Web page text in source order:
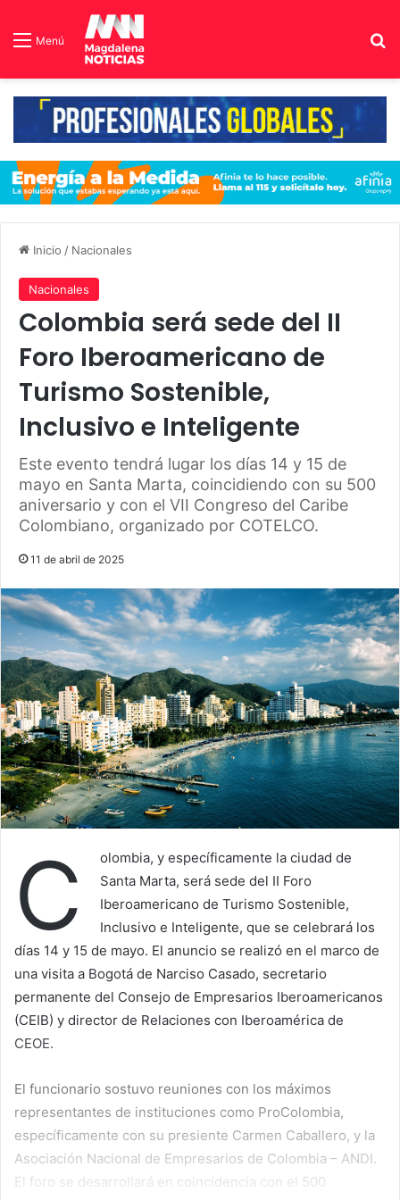
Menú
Inicio / Nacionales
Nacionales
Colombia será sede del II
Foro Iberoamericano de
Turismo Sostenible,
Inclusivo e Inteligente
Este evento tendrá lugar los días 14 y 15 de
mayo en Santa Marta, coincidiendo con su 500
aniversario y con el VII Congreso del Caribe
Colombiano, organizado por COTELCO.
11 de abril de 2025
C
olombia, y específicamente la ciudad de
Santa Marta, será sede del II Foro
Iberoamericano de Turismo Sostenible,
Inclusivo e Inteligente, que se celebrará los
días 14 y 15 de mayo. El anuncio se realizó en el marco de
una visita a Bogotá de Narciso Casado, secretario
permanente del Consejo de Empresarios Iberoamericanos
(CEIB) y director de Relaciones con Iberoamérica de
CEOE.
El funcionario sostuvo reuniones con los máximos
representantes de instituciones como ProColombia,
específicamente con su presiente Carmen Caballero, y la
Asociación Nacional de Empresarios de Colombia – ANDI.
El foro se desarrollará en coincidencia con el 500